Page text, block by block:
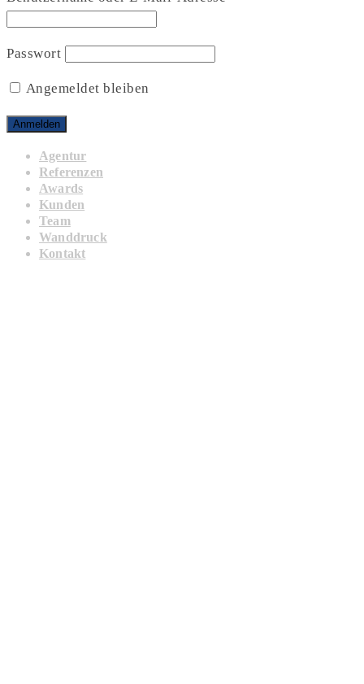
Passwort
Angemeldet bleiben
Agentur
Referenzen
Awards
Kunden
Team
Wanddruck
Kontakt